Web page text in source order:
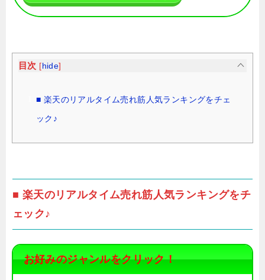
目次 [hide]
■ 楽天のリアルタイム売れ筋人気ランキングをチェ
ック♪
■ 楽天のリアルタイム売れ筋人気ランキングをチ
ェック♪
お好みのジャンルをクリック！